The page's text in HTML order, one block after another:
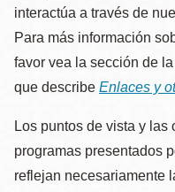
interactúa a través de
Para más información
favor vea la sección de
que describe Enlaces y
Los puntos de vista y
programas presentados
reflejan necesariamente